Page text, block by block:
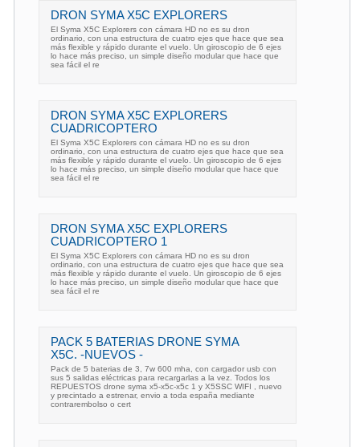
DRON SYMA X5C EXPLORERS
El Syma X5C Explorers con cámara HD no es su dron
ordinario, con una estructura de cuatro ejes que hace que sea
más flexible y rápido durante el vuelo. Un giroscopio de 6 ejes
lo hace más preciso, un simple diseño modular que hace que
sea fácil el re
DRON SYMA X5C EXPLORERS
CUADRICOPTERO
El Syma X5C Explorers con cámara HD no es su dron
ordinario, con una estructura de cuatro ejes que hace que sea
más flexible y rápido durante el vuelo. Un giroscopio de 6 ejes
lo hace más preciso, un simple diseño modular que hace que
sea fácil el re
DRON SYMA X5C EXPLORERS
CUADRICOPTERO 1
El Syma X5C Explorers con cámara HD no es su dron
ordinario, con una estructura de cuatro ejes que hace que sea
más flexible y rápido durante el vuelo. Un giroscopio de 6 ejes
lo hace más preciso, un simple diseño modular que hace que
sea fácil el re
PACK 5 BATERIAS DRONE SYMA
X5C. -NUEVOS -
Pack de 5 baterias de 3, 7w 600 mha, con cargador usb con
sus 5 salidas eléctricas para recargarlas a la vez. Todos los
REPUESTOS drone syma x5-x5c-x5c 1 y X5SSC WIFI , nuevo
y precintado a estrenar, envio a toda españa mediante
contrarembolso o cert